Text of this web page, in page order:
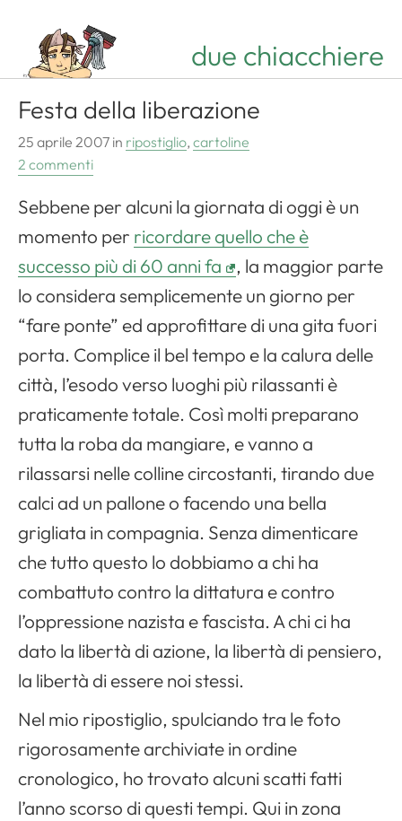
due chiacchiere
Festa della liberazione
25 aprile 2007 in ripostiglio, cartoline
2 commenti
Sebbene per alcuni la giornata di oggi è un
momento per ricordare quello che è
successo più di 60 anni fa
, la maggior parte
lo considera semplicemente un giorno per
“fare ponte” ed approfittare di una gita fuori
porta. Complice il bel tempo e la calura delle
città, l’esodo verso luoghi più rilassanti è
praticamente totale. Così molti preparano
tutta la roba da mangiare, e vanno a
rilassarsi nelle colline circostanti, tirando due
calci ad un pallone o facendo una bella
grigliata in compagnia. Senza dimenticare
che tutto questo lo dobbiamo a chi ha
combattuto contro la dittatura e contro
l’oppressione nazista e fascista. A chi ci ha
dato la libertà di azione, la libertà di pensiero,
la libertà di essere noi stessi.
Nel mio ripostiglio, spulciando tra le foto
rigorosamente archiviate in ordine
cronologico, ho trovato alcuni scatti fatti
l’anno scorso di questi tempi. Qui in zona
Apri il menu di navigazione